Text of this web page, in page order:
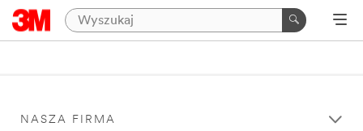
NASZA FIRMA